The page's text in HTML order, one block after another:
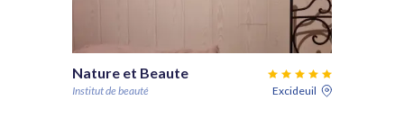
Nature et Beaute
Institut de beauté Excideuil